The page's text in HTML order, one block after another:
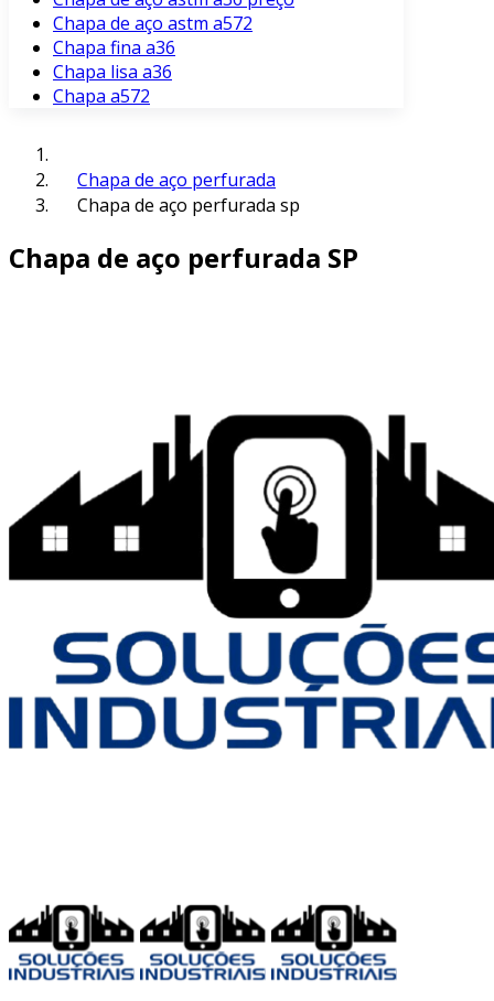
Chapa de aço astm a572
Chapa fina a36
Chapa lisa a36
Chapa a572
Chapa de aço perfurada
Chapa de aço perfurada sp
Chapa de aço perfurada SP